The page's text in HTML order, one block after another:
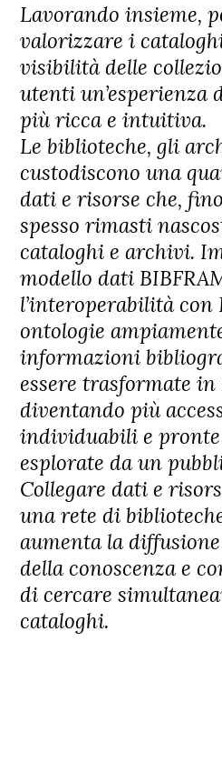
Lavorando insieme,
valorizzare i
visibilità delle
utenti un’esperienza
più ricca e intuitiva.
Le biblioteche, gli
custodiscono una
dati e risorse che,
spesso rimasti
cataloghi e archivi.
modello dati
l’interoperabilità con
ontologie
informazioni
essere trasformate
diventando più
individuabili e pronte
esplorate da un
Collegare dati e
una rete di
aumenta la
della conoscenza e
di cercare
cataloghi.